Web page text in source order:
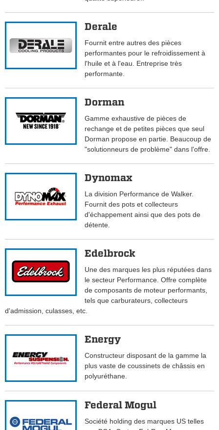
Derale
Fournit entre autres des pièces
performantes pour le refroidissement à
l'huile et à l'eau. Entreprise très
performante.
Dorman
Gamme exhaustive de pièces de
rechange et de petites pièces que seul
Dorman propose en partie. Beaucoup de
"solutionneurs de problème" dans l'offre.
Dynomax
La division Performance de Walker.
Fournit des pots et collecteurs
d'échappement ainsi que des pots de
détente.
Edelbrock
Une des marques les plus réputées dans
le secteur Performance. Offre complète
de composants de moteur performants,
tels que carburateurs, collecteurs
d'admission, culasses, etc.
Energy
Constructeur disposant de la gamme la
plus vaste de coussinets de châssis en
polyuréthane.
Federal Mogul
Société holding des marques US telles